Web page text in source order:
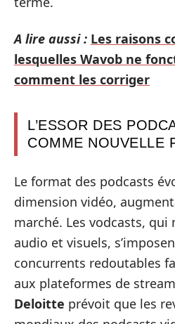
A lire aussi : Les raisons
lesquelles Wavob ne
comment les corriger
L’ESSOR DES
COMME NOUVELLE
Le format des podcasts
dimension vidéo,
marché. Les vodcasts,
audio et visuels,
concurrents redoutables
aux plateformes de
Deloitte prévoit que les